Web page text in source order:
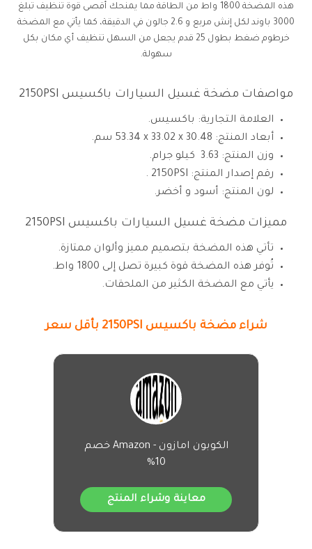
هذه المضخة 1800 واط من الطاقة مما يمنحك أقصى قوة تنظيف تبلغ
3000 باوند لكل إنش مربع و 2.6 جالون في الدقيقة، كما يأتي مع المضخة
خرطوم ضغط بطول 25 قدم يجعل من السهل تنظيف أي مكان بكل
سهولة.
مواصفات مضخة غسيل السيارات باكسيس 2150PSI
العلامة التجارية: باكسيس.
أبعاد المنتج: ‎53.34 x 33.02 x 30.48 سم.
وزن المنتج: 3.63 كيلو جرام.
رقم إصدار المنتج: 2150PSI .
لون المنتج: أسود و أخضر.
مميزات مضخة غسيل السيارات باكسيس 2150PSI
تأتي هذه المضخة بتصميم مميز وألوان ممتازة.
تُوفر هذه المضخة قوة كبيرة تصل إلى 1800 واط.
يأتي مع المضخة الكثير من الملحقات.
شراء مضخة باكسيس 2150PSI بأقل سعر
الكوبون امازون - Amazon خصم
10%
معاينة وشراء المنتج